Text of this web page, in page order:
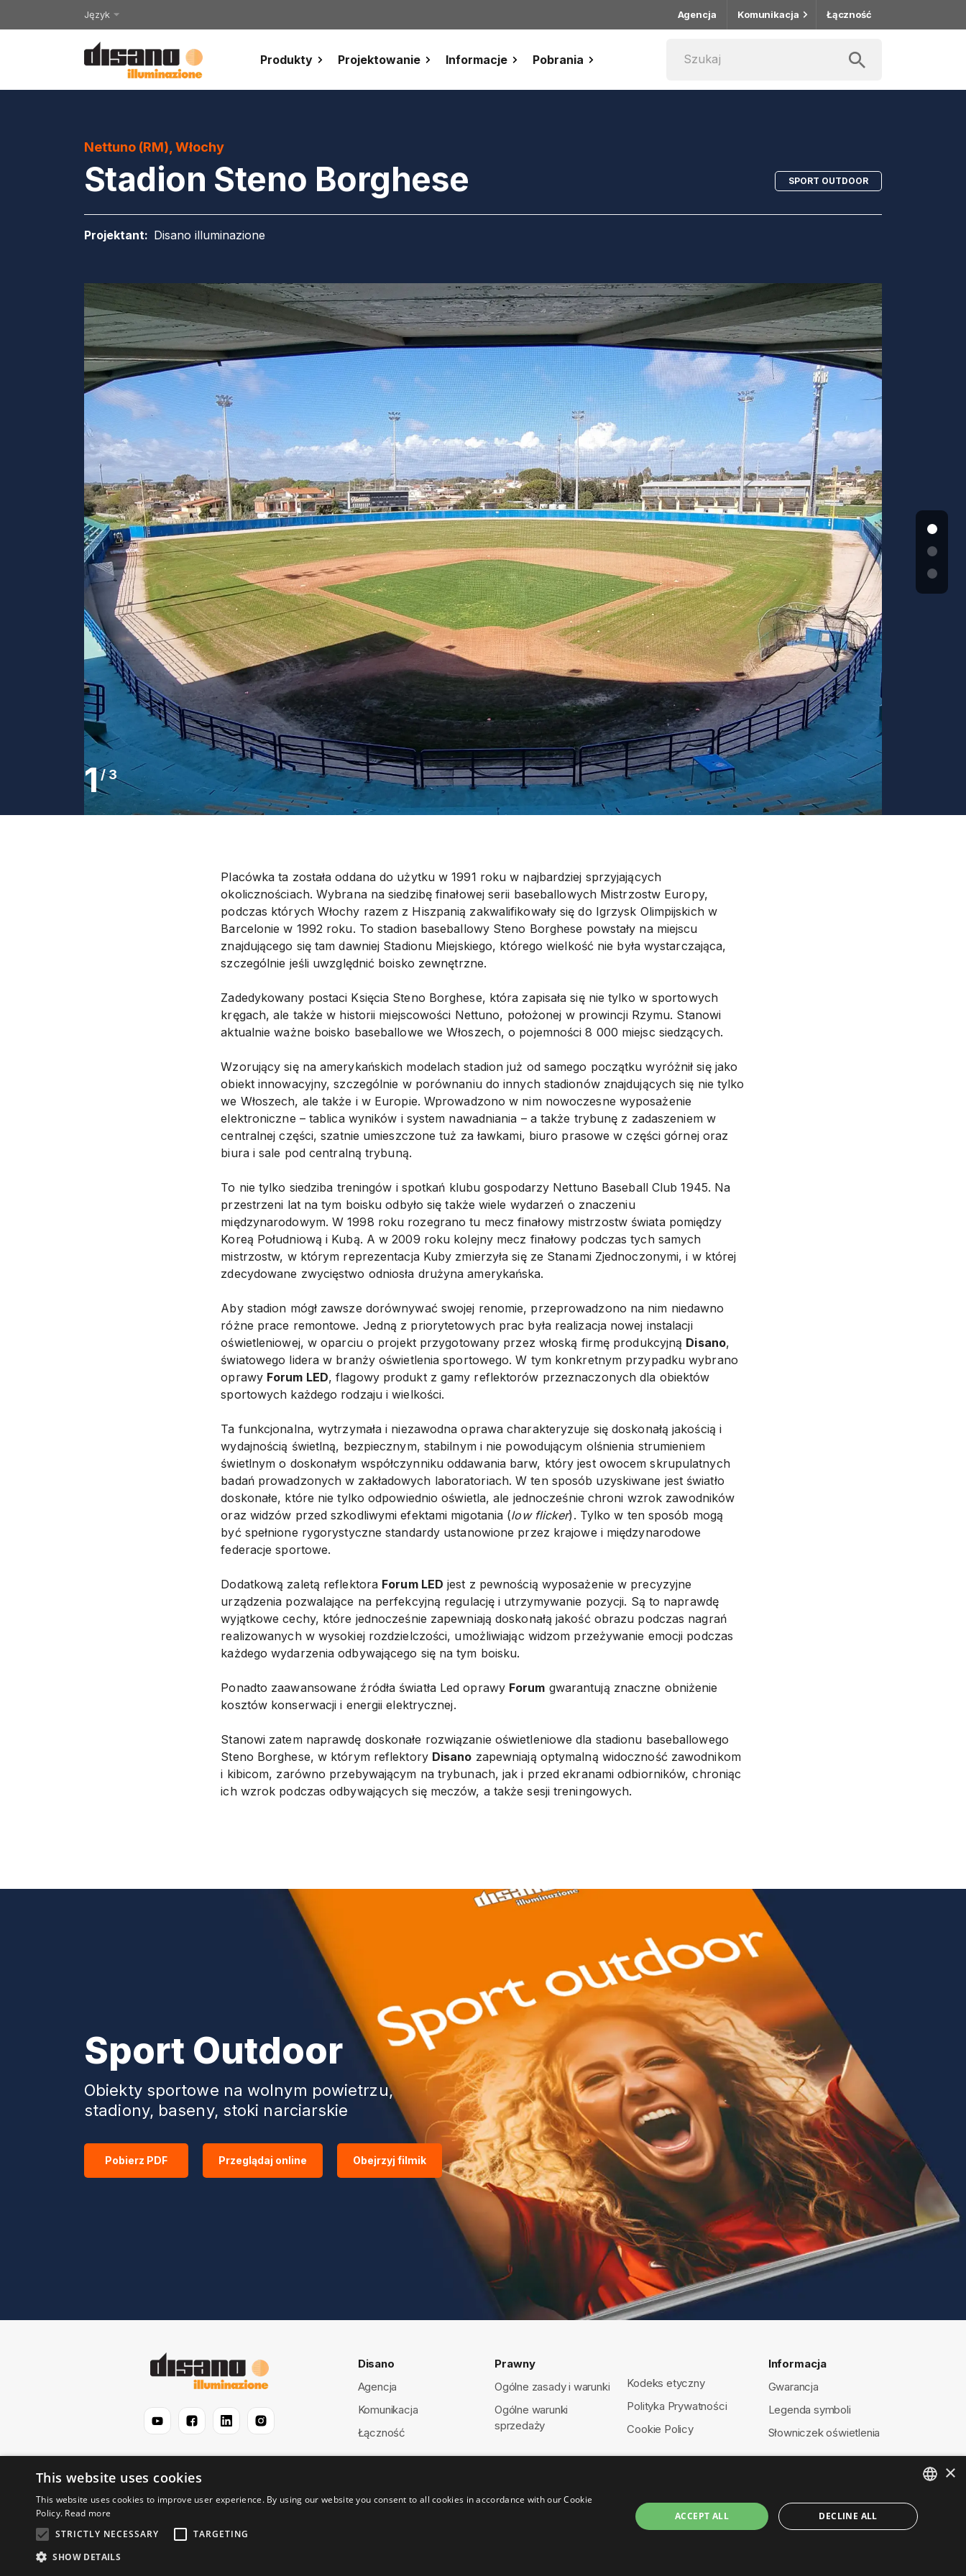
Język Agencja Komunikacja Łączność
Produkty Projektowanie Informacje Pobrania
Nettuno (RM), Włochy
Stadion Steno Borghese SPORT OUTDOOR
Projektant: Disano illuminazione
1/3
Placówka ta została oddana do użytku w 1991 roku w najbardziej sprzyjających
okolicznościach. Wybrana na siedzibę finałowej serii baseballowych Mistrzostw Europy,
podczas których Włochy razem z Hiszpanią zakwalifikowały się do Igrzysk Olimpijskich w
Barcelonie w 1992 roku. To stadion baseballowy Steno Borghese powstały na miejscu
znajdującego się tam dawniej Stadionu Miejskiego, którego wielkość nie była wystarczająca,
szczególnie jeśli uwzględnić boisko zewnętrzne.
Zadedykowany postaci Księcia Steno Borghese, która zapisała się nie tylko w sportowych
kręgach, ale także w historii miejscowości Nettuno, położonej w prowincji Rzymu. Stanowi
aktualnie ważne boisko baseballowe we Włoszech, o pojemności 8 000 miejsc siedzących.
Wzorujący się na amerykańskich modelach stadion już od samego początku wyróżnił się jako
obiekt innowacyjny, szczególnie w porównaniu do innych stadionów znajdujących się nie tylko
we Włoszech, ale także i w Europie. Wprowadzono w nim nowoczesne wyposażenie
elektroniczne – tablica wyników i system nawadniania – a także trybunę z zadaszeniem w
centralnej części, szatnie umieszczone tuż za ławkami, biuro prasowe w części górnej oraz
biura i sale pod centralną trybuną.
To nie tylko siedziba treningów i spotkań klubu gospodarzy Nettuno Baseball Club 1945. Na
przestrzeni lat na tym boisku odbyło się także wiele wydarzeń o znaczeniu
międzynarodowym. W 1998 roku rozegrano tu mecz finałowy mistrzostw świata pomiędzy
Koreą Południową i Kubą. A w 2009 roku kolejny mecz finałowy podczas tych samych
mistrzostw, w którym reprezentacja Kuby zmierzyła się ze Stanami Zjednoczonymi, i w której
zdecydowane zwycięstwo odniosła drużyna amerykańska.
Aby stadion mógł zawsze dorównywać swojej renomie, przeprowadzono na nim niedawno
różne prace remontowe. Jedną z priorytetowych prac była realizacja nowej instalacji
oświetleniowej, w oparciu o projekt przygotowany przez włoską firmę produkcyjną Disano,
światowego lidera w branży oświetlenia sportowego. W tym konkretnym przypadku wybrano
oprawy Forum LED, flagowy produkt z gamy reflektorów przeznaczonych dla obiektów
sportowych każdego rodzaju i wielkości.
Ta funkcjonalna, wytrzymała i niezawodna oprawa charakteryzuje się doskonałą jakością i
wydajnością świetlną, bezpiecznym, stabilnym i nie powodującym olśnienia strumieniem
świetlnym o doskonałym współczynniku oddawania barw, który jest owocem skrupulatnych
badań prowadzonych w zakładowych laboratoriach. W ten sposób uzyskiwane jest światło
doskonałe, które nie tylko odpowiednio oświetla, ale jednocześnie chroni wzrok zawodników
oraz widzów przed szkodliwymi efektami migotania (low flicker). Tylko w ten sposób mogą
być spełnione rygorystyczne standardy ustanowione przez krajowe i międzynarodowe
federacje sportowe.
Dodatkową zaletą reflektora Forum LED jest z pewnością wyposażenie w precyzyjne
urządzenia pozwalające na perfekcyjną regulację i utrzymywanie pozycji. Są to naprawdę
wyjątkowe cechy, które jednocześnie zapewniają doskonałą jakość obrazu podczas nagrań
realizowanych w wysokiej rozdzielczości, umożliwiając widzom przeżywanie emocji podczas
każdego wydarzenia odbywającego się na tym boisku.
Ponadto zaawansowane źródła światła Led oprawy Forum gwarantują znaczne obniżenie
kosztów konserwacji i energii elektrycznej.
Stanowi zatem naprawdę doskonałe rozwiązanie oświetleniowe dla stadionu baseballowego
Steno Borghese, w którym reflektory Disano zapewniają optymalną widoczność zawodnikom
i kibicom, zarówno przebywającym na trybunach, jak i przed ekranami odbiorników, chroniąc
ich wzrok podczas odbywających się meczów, a także sesji treningowych.
Sport Outdoor
Obiekty sportowe na wolnym powietrzu,
stadiony, baseny, stoki narciarskie
Pobierz PDF Przeglądaj online Obejrzyj filmik
Disano
Agencja
Komunikacja
Łączność
Prawny
Ogólne zasady i warunki
Ogólne warunki
sprzedaży
Kodeks etyczny
Polityka Prywatności
Cookie Policy
Informacja
Gwarancja
Legenda symboli
Słowniczek oświetlenia
ENGLISH
×
This website uses cookies
This website uses cookies to improve user experience. By using our website you consent to all cookies in accordance with our Cookie
Policy. Read more
STRICTLY NECESSARY
TARGETING
SHOW DETAILS
ACCEPT ALL DECLINE ALL